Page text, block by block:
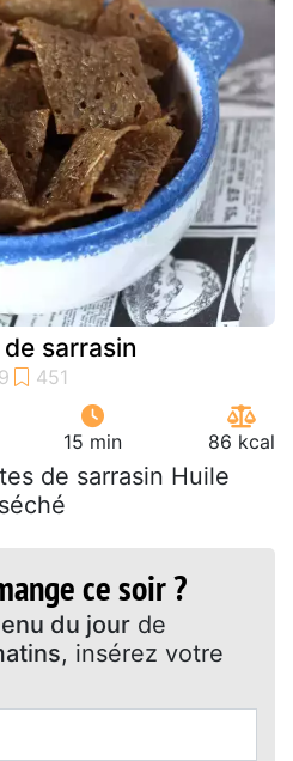
sarrasin
15 min 86 kcal
de sarrasin Huile
ce soir ?
du jour de
, insérez votre